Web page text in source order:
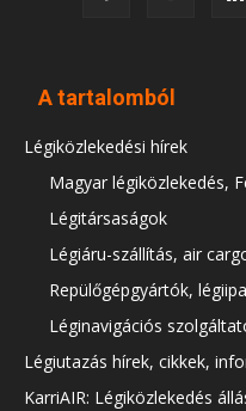
A tartalomból
Légiközlekedési hírek
Magyar légiközlekedés,
Légitársaságok
Légiáru-szállítás, air
Repülőgépgyártók,
Léginavigációs
Légiutazás hírek, cikkek,
KarriAIR: Légiközlekedés